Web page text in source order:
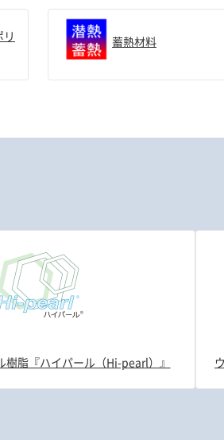
蓄熱材料
樹脂『ハイパール（Hi-pearl）』